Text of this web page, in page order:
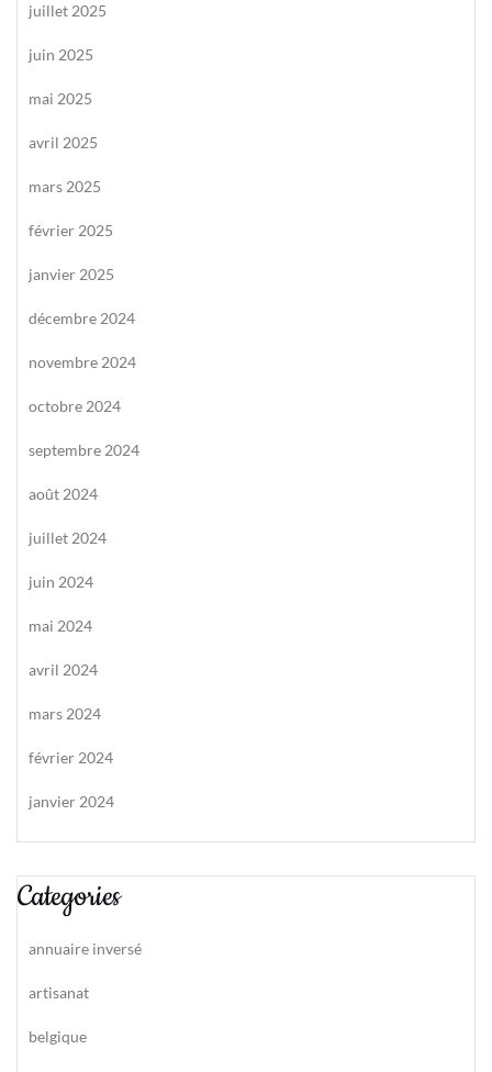
juillet 2025
juin 2025
mai 2025
avril 2025
mars 2025
février 2025
janvier 2025
décembre 2024
novembre 2024
octobre 2024
septembre 2024
août 2024
juillet 2024
juin 2024
mai 2024
avril 2024
mars 2024
février 2024
janvier 2024
Categories
annuaire inversé
artisanat
belgique